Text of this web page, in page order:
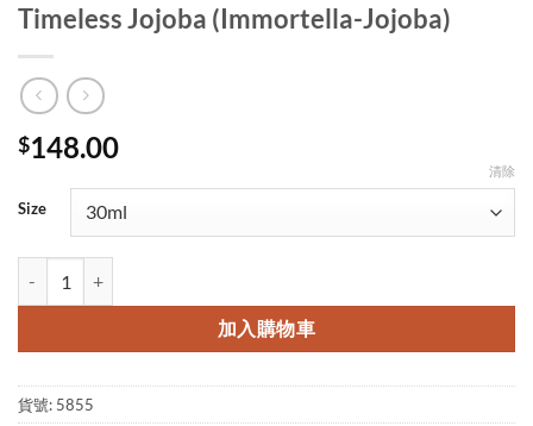
Timeless Jojoba (Immortella-Jojoba)
$148.00
Size
清除
加入購物車
貨號: 5855